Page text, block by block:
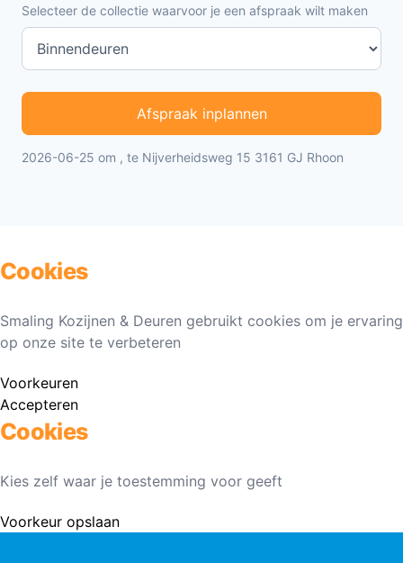
Selecteer de collectie waarvoor je een afspraak wilt maken
Afspraak inplannen
2026-06-25 om , te Nijverheidsweg 15 3161 GJ Rhoon
Cookies
Smaling Kozijnen & Deuren gebruikt cookies om je ervaring
op onze site te verbeteren
Voorkeuren
Accepteren
Cookies
Kies zelf waar je toestemming voor geeft
Voorkeur opslaan